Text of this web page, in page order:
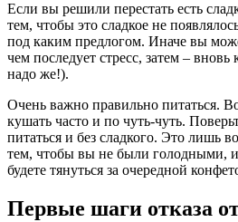
Если вы решили перестать есть
тем, чтобы это сладкое не
под каким предлогом. Иначе вы
чем последует стресс, затем – вновь
надо же!).
Очень важно правильно питаться.
кушать часто и по чуть-чуть.
питаться и без сладкого. Это лишь
тем, чтобы вы не были голодными,
будете тянуться за очередной
Первые шаги отказа